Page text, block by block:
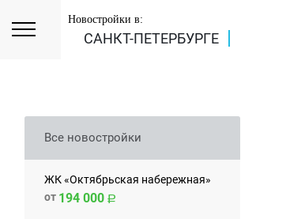
Новостройки в:
САНКТ-ПЕТЕРБУРГЕ
Все новостройки
ЖК «Октябрьская набережная»
от 194 000